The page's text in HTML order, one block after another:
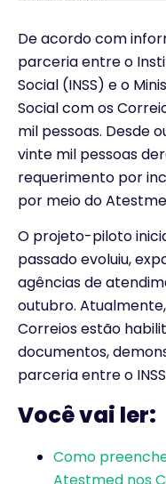
De acordo com
parceria entre o
Social (INSS) e o
Social com os
mil pessoas. Desde
vinte mil pessoas
requerimento por
por meio do
O projeto-piloto
passado evoluiu,
agências de
outubro.
Correios estão
documentos,
parceria entre o
Você vai ler:
Como